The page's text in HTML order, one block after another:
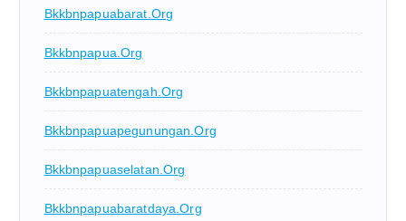
Bkkbnpapuabarat.org
Bkkbnpapua.org
Bkkbnpapuatengah.org
Bkkbnpapuapegunungan.org
Bkkbnpapuaselatan.org
Bkkbnpapuabaratdaya.org